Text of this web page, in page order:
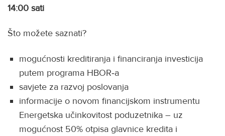
14:00 sati
Što možete saznati?
mogućnosti kreditiranja i financiranja investicija
putem programa HBOR‑a
savjete za razvoj poslovanja
informacije o novom financijskom instrumentu
Energetska učinkovitost poduzetnika – uz
mogućnost 50% otpisa glavnice kredita i